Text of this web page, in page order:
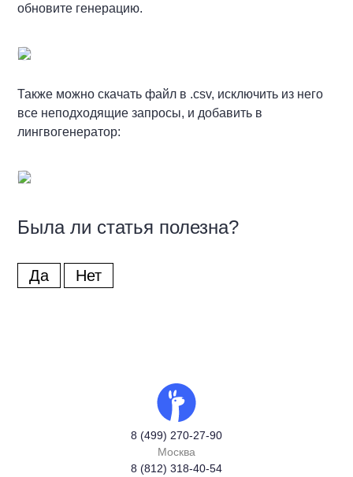
обновите генерацию.
Также можно скачать файл в .csv, исключить из него
все неподходящие запросы, и добавить в
лингвогенератор:
Была ли статья полезна?
Да Нет
8 (499) 270-27-90
Москва
8 (812) 318-40-54